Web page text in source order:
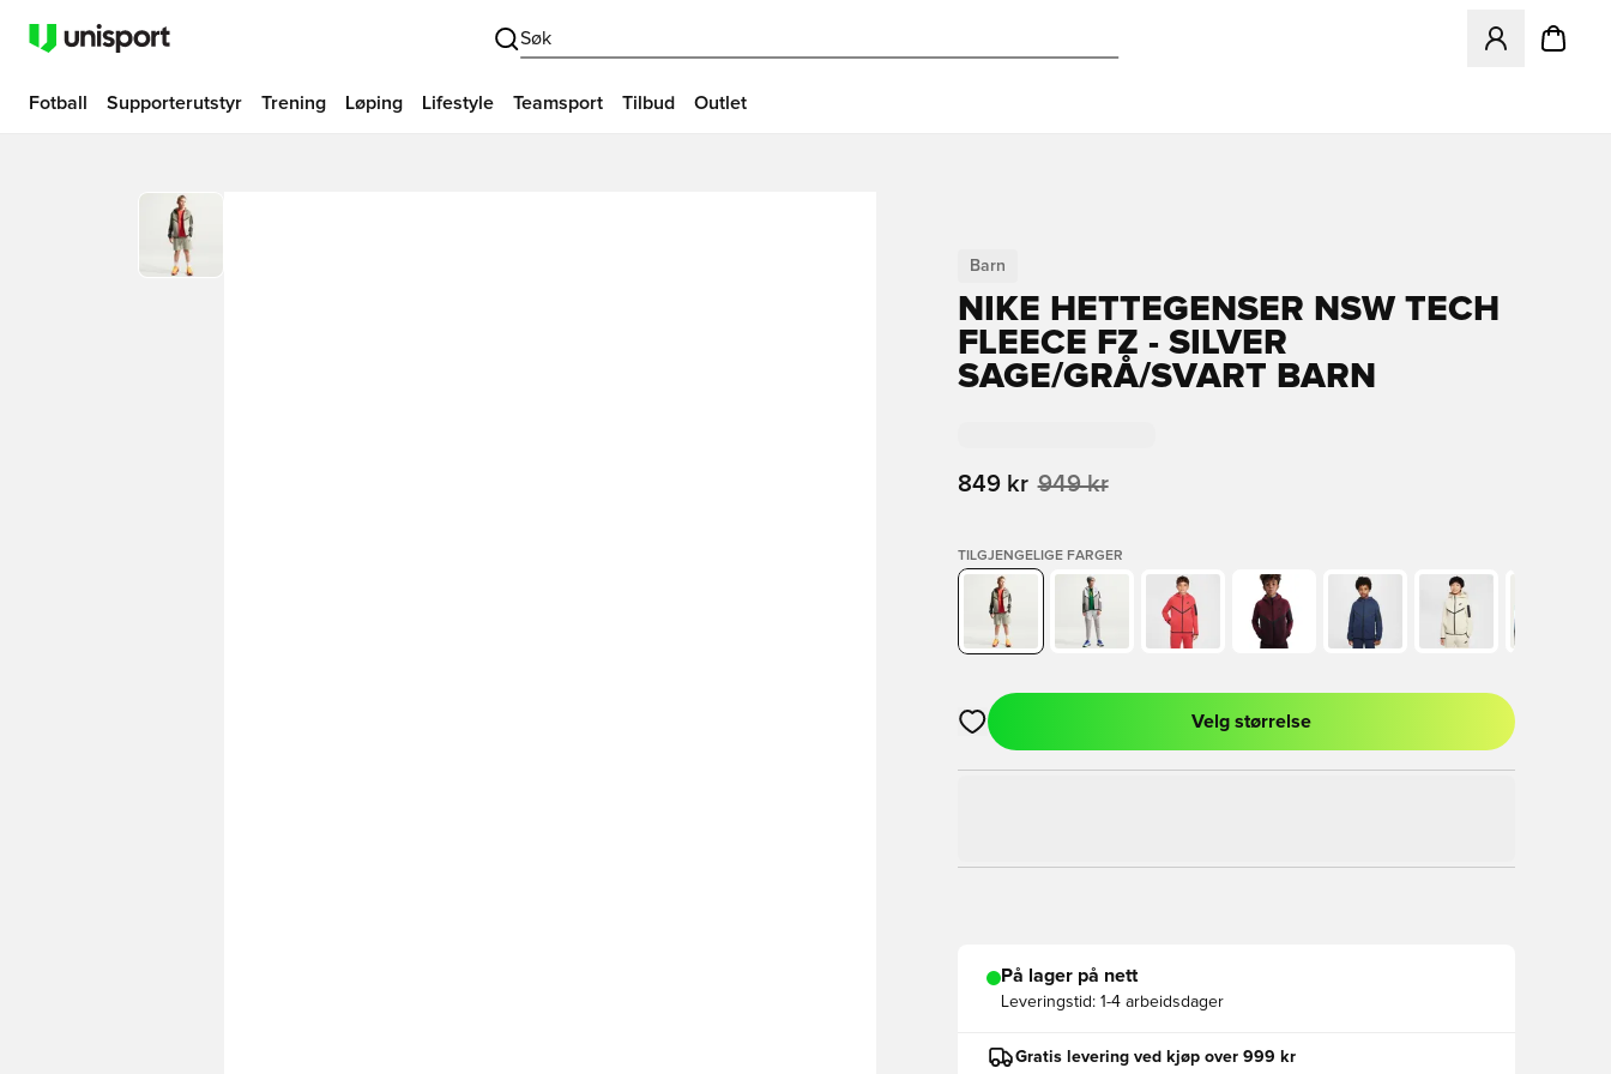
Søk
Åpner en
Fotball Supporterutstyr Trening Løping Lifestyle Teamsport Tilbud Outlet
Barn
NIKE HETTEGENSER NSW TECH
FLEECE FZ - SILVER
SAGE/GRÅ/SVART BARN
849 kr 949 kr
TILGJENGELIGE FARGER
Åpner en Modal for å logge inn eller registrere deg som medlem
Velg størrelse
På lager på nett
Leveringstid: 1-4 arbeidsdager
Gratis levering ved kjøp over 999 kr